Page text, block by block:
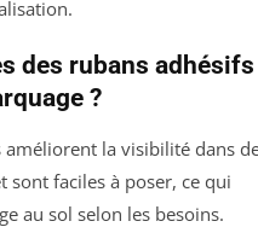
des rubans adhésifs
?
la visibilité dans
faciles à poser, ce qui
au sol selon les besoins.